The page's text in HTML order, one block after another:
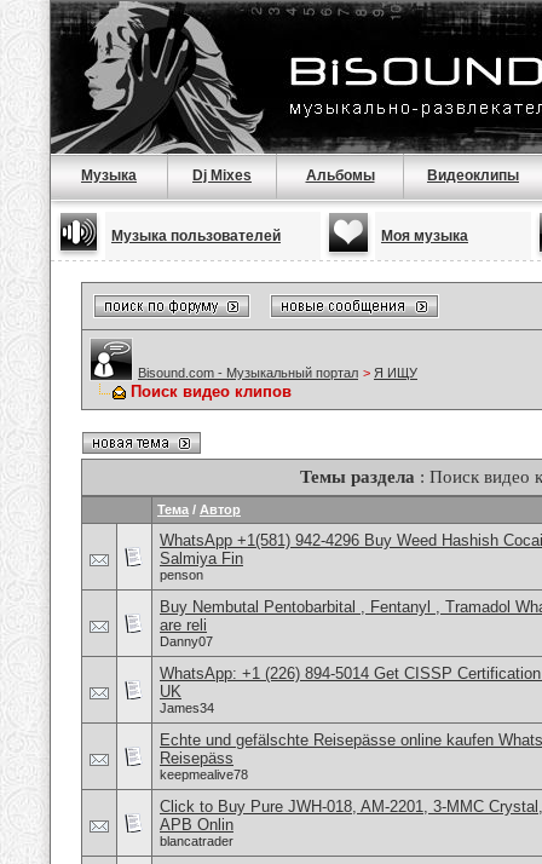
Музыка Dj Mixes Альбомы Видеоклипы
Музыка пользователей Моя музыка
Bisound.com - Музыкальный портал > Я ИЩУ
Поиск видео клипов
Темы раздела : Поиск видео
Тема / Автор
WhatsApp +1(581) 942-4296 Buy Weed Hashish
Salmiya Fin
penson
Buy Nembutal Pentobarbital , Fentanyl , Tramadol
are reli
Danny07
WhatsApp: +1 (226) 894-5014​ Get CISSP
UK
James34
Echte und gefälschte Reisepässe online kaufen
Reisepäss
keepmealive78
Click to Buy Pure JWH-018, AM-2201, 3-MMC
APB Onlin
blancatrader